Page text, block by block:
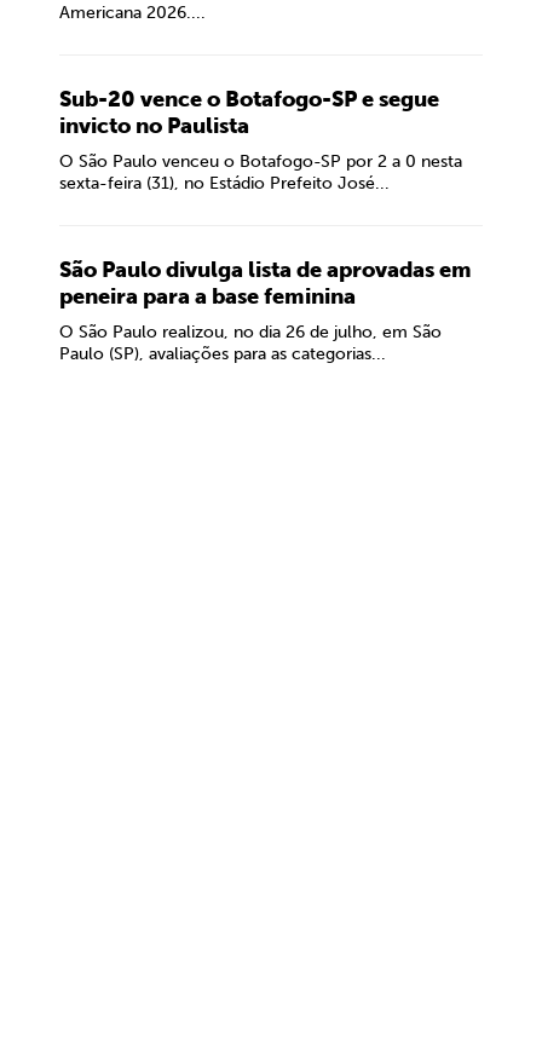
Americana 2026....
Sub-20 vence o Botafogo-SP e segue
invicto no Paulista
O São Paulo venceu o Botafogo-SP por 2 a 0 nesta
sexta-feira (31), no Estádio Prefeito José...
São Paulo divulga lista de aprovadas em
peneira para a base feminina
O São Paulo realizou, no dia 26 de julho, em São
Paulo (SP), avaliações para as categorias...